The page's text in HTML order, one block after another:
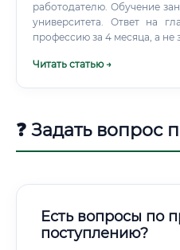
работодателю. Обучение
университета. Ответ на
профессию за 4 месяца, а не
Читать статью →
❓ Задать вопрос
Есть вопросы по
поступлению?